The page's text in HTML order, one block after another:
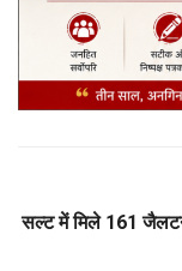
सल्ट में मिले 161